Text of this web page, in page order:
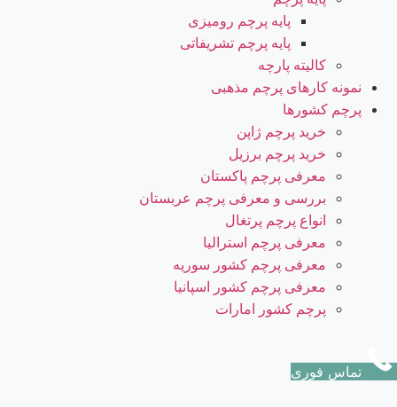
پایه پرچم رومیزی
پایه پرچم تشریفاتی
کالیته پارچه
نمونه کارهای پرچم مذهبی
پرچم کشورها
خرید پرچم ژاپن
خرید پرچم برزیل
معرفی پرچم پاکستان
بررسی و معرفی پرچم عربستان
انواع پرچم پرتغال
معرفی پرچم استرالیا
معرفی پرچم کشور سوریه
معرفی پرچم کشور اسپانیا
پرچم کشور امارات
تماس فوری